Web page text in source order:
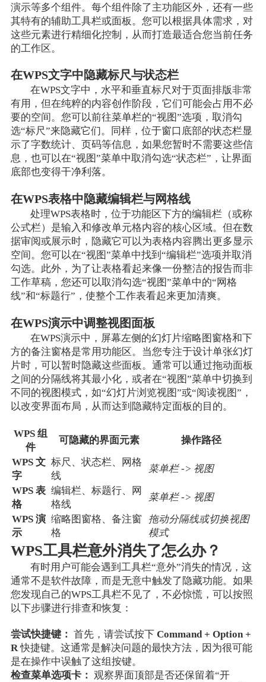
演示等多个组件。每个组件除了主功能区外，还有一些
其特有的辅助工具栏或面板。您可以根据具体需求，对
这些元素进行精细化控制，从而打造最适合您当前任务
的工作区。
在WPS文字中隐藏标尺与状态栏
在WPS文字中，水平和垂直标尺对于页面排版非常
有用，但在纯粹的内容创作阶段，它们可能会占用不必
要的空间。您可以前往菜单栏的“视图”选项，取消勾
选“标尺”来隐藏它们。同样，位于窗口底部的状态栏显
示了字数统计、页码等信息，如果您暂时不需要这些信
息，也可以在“视图”菜单中取消勾选“状态栏”，让界面
底部也变得干净利落。
在WPS表格中隐藏编辑栏与网格线
处理WPS表格时，位于功能区下方的编辑栏（或称
公式栏）是输入和修改单元格内容的核心区域。但在数
据审阅或展示时，隐藏它可以为表格内容腾出更多显示
空间。您可以在“视图”菜单中找到“编辑栏”选项并取消
勾选。此外，为了让表格看起来像一份整洁的报告而非
工作草稿，您还可以取消勾选“视图”菜单中的“网格
线”和“标题行”，使整个工作表看起来更加清爽。
在WPS演示中调整视图面板
在WPS演示中，屏幕左侧的幻灯片缩略图窗格和下
方的备注窗格是常用功能区。当您专注于设计单张幻灯
片时，可以暂时隐藏这些面板。通常可以通过拖动面板
之间的分隔线将其最小化，或者在“视图”菜单中切换到
不同的视图模式，如“幻灯片浏览视图”或“阅读视图”，
以改变界面布局，从而达到隐藏特定面板的目的。
WPS 组
件
可隐藏的界面元素
操作路径
WPS 文
字
标尺、状态栏、网格
线
菜单栏 -> 视图
WPS 表
格
编辑栏、标题行、网
格线
菜单栏 -> 视图
WPS 演
示
缩略图窗格、备注窗
格
拖动分隔线或切换视图
模式
WPS工具栏意外消失了怎么办？
有时用户可能会遇到工具栏“意外”消失的情况，这
通常不是软件故障，而是无意中触发了隐藏功能。如果
您发现自己的WPS工具栏不见了，不必惊慌，可以按照
以下步骤进行排查和恢复：
尝试快捷键： 首先，请尝试按下 Command + Option +
R快捷键。这通常是解决问题的最快方法，因为很可能
是在操作中误触了这组按键。
检查菜单选项卡： 观察界面顶部是否还保留着“开